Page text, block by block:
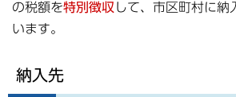
の税額を特別徴収 して、市区町村に納
います。
納入先